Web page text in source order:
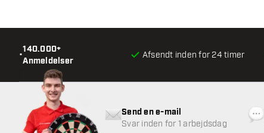
•
140.000+
Anmeldelser
Afsendt inden for 24 timer
Send en e-mail
Svar inden for 1 arbejdsdag